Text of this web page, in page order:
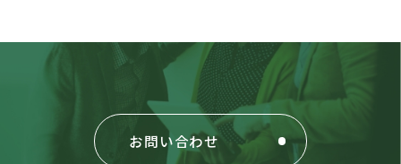
お問い合わせ